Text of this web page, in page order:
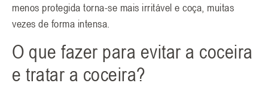
menos protegida torna-se mais irritável e coça, muitas
vezes de forma intensa.
O que fazer para evitar a coceira
e tratar a coceira?